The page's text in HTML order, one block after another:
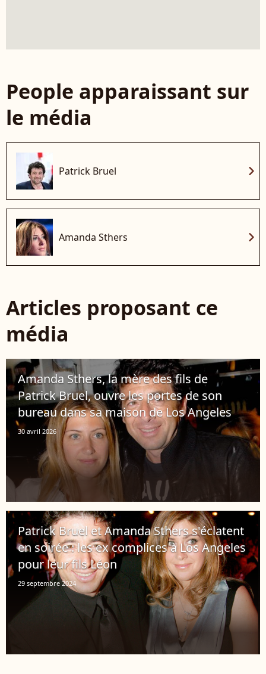
People apparaissant sur
le média
Patrick Bruel chevron_right
Amanda Sthers chevron_right
Articles proposant ce
média
Amanda Sthers, la mère des fils de
Patrick Bruel, ouvre les portes de son
bureau dans sa maison de Los Angeles
30 avril 2026
Patrick Bruel et Amanda Sthers s'éclatent
en soirée : les ex complices à Los Angeles
pour leur fils Léon
29 septembre 2024